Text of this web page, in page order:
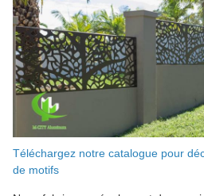
Téléchargez notre catalogue pour
de motifs